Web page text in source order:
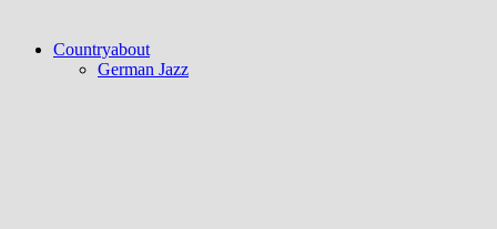
Countryabout
German Jazz